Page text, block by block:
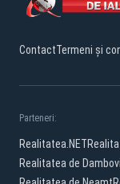
ContactTermeni și
Parteneri:
Realitatea.NET
Realitatea de